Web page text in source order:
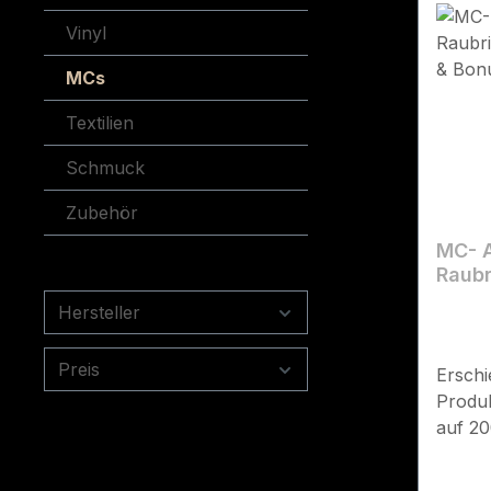
Vinyl
MCs
Textilien
Schmuck
Zubehör
Hersteller
Preis
MC-
auf